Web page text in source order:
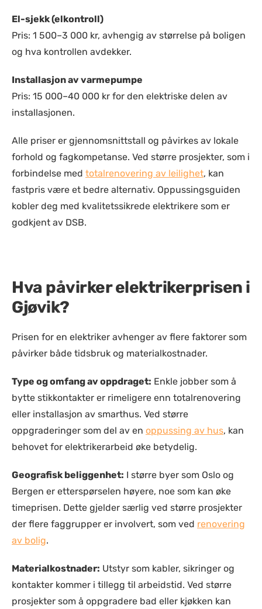
El-sjekk (elkontroll)
Pris: 1 500–3 000 kr, avhengig av størrelse på boligen
og hva kontrollen avdekker.
Installasjon av varmepumpe
Pris: 15 000–40 000 kr for den elektriske delen av
installasjonen.
Alle priser er gjennomsnittstall og påvirkes av lokale
forhold og fagkompetanse. Ved større prosjekter, som i
forbindelse med totalrenovering av leilighet, kan
fastpris være et bedre alternativ. Oppussingsguiden
kobler deg med kvalitetssikrede elektrikere som er
godkjent av DSB.
Hva påvirker elektrikerprisen i
Gjøvik?
Prisen for en elektriker avhenger av flere faktorer som
påvirker både tidsbruk og materialkostnader.
Type og omfang av oppdraget: Enkle jobber som å
bytte stikkontakter er rimeligere enn totalrenovering
eller installasjon av smarthus. Ved større
oppgraderinger som del av en oppussing av hus, kan
behovet for elektrikerarbeid øke betydelig.
Geografisk beliggenhet: I større byer som Oslo og
Bergen er etterspørselen høyere, noe som kan øke
timeprisen. Dette gjelder særlig ved større prosjekter
der flere faggrupper er involvert, som ved renovering
av bolig.
Materialkostnader: Utstyr som kabler, sikringer og
kontakter kommer i tillegg til arbeidstid. Ved større
prosjekter som å oppgradere bad eller kjøkken kan